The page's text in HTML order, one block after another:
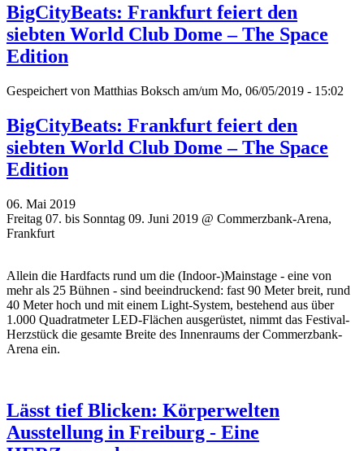
BigCityBeats: Frankfurt feiert den
siebten World Club Dome – The Space
Edition
Gespeichert von Matthias Boksch am/um Mo, 06/05/2019 - 15:02
BigCityBeats: Frankfurt feiert den
siebten World Club Dome – The Space
Edition
06. Mai 2019
Freitag 07. bis Sonntag 09. Juni 2019 @ Commerzbank-Arena,
Frankfurt
Allein die Hardfacts rund um die (Indoor-)Mainstage - eine von
mehr als 25 Bühnen - sind beeindruckend: fast 90 Meter breit, rund
40 Meter hoch und mit einem Light-System, bestehend aus über
1.000 Quadratmeter LED-Flächen ausgerüstet, nimmt das Festival-
Herzstück die gesamte Breite des Innenraums der Commerzbank-
Arena ein.
Lässt tief Blicken: Körperwelten
Ausstellung in Freiburg - Eine